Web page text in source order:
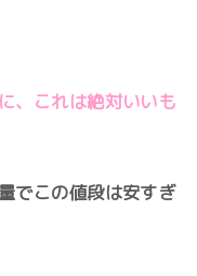
、これは絶対いいも
でこの値段は安すぎ